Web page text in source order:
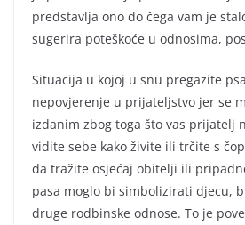
predstavlja ono do čega vam je
sugerira poteškoće u odnosima,
Situacija u kojoj u snu pregazite
nepovjerenje u prijateljstvo jer se
izdanim zbog toga što vas prijatelj
vidite sebe kako živite ili trčite s
da tražite osjećaj obitelji ili
pasa moglo bi simbolizirati djecu,
druge rodbinske odnose. To je